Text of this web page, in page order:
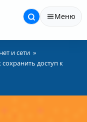
Меню
и сети
доступ к